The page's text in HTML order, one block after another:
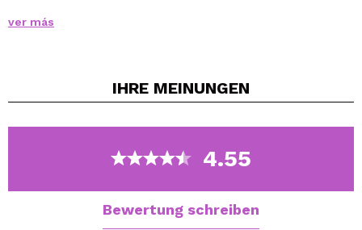
und revitalisiert und ihr einen gesunden Glanz verleiht.
der Epidermis beitragen, die Festigkeit verbessern und
Olivenblattextrakt, reich an Oleuropein, wirkt
antioxidativ und beruhigend, erfrischt und stärkt die
Haut und beugt transepidermalem Wasserverlust vor.
lindern und das Hautgefühl zu verbessern.
ver más
IHRE MEINUNGEN
4.55
Bewertung schreiben